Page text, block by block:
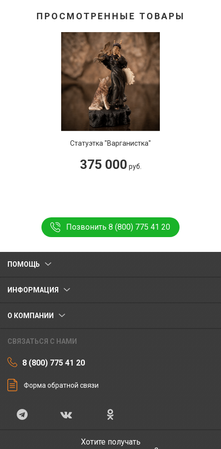
ПРОСМОТРЕННЫЕ ТОВАРЫ
Статуэтка "Варганистка"
375 000 руб.
Позвонить 8 (800) 775 41 20
ПОМОЩЬ
ИНФОРМАЦИЯ
О КОМПАНИИ
СВЯЗАТЬСЯ С НАМИ
8 (800) 775 41 20
Форма обратной связи
Хотите получать